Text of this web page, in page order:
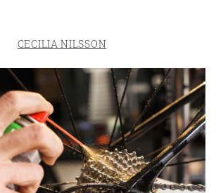
CECILIA NILSSON